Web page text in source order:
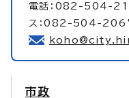
電話：082-504-
ス：082-504-
市政